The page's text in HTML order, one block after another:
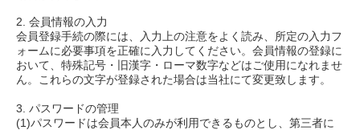
2. 会員情報の入力
会員登録手続の際には、入力上の注意をよく読み、所定の入力フ
ォームに必要事項を正確に入力してください。会員情報の登録に
おいて、特殊記号・旧漢字・ローマ数字などはご使用になれませ
ん。これらの文字が登録された場合は当社にて変更致します。
3. パスワードの管理
(1)パスワードは会員本人のみが利用できるものとし、第三者に